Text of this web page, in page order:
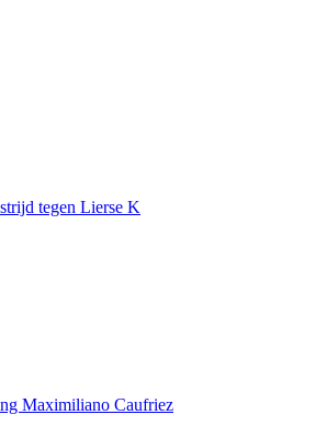
tegen Lierse K
Maximiliano Caufriez